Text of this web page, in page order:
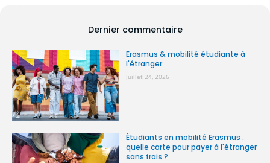
Dernier commentaire
Erasmus & mobilité étudiante à
l'étranger
Juillet 24, 2026
Étudiants en mobilité Erasmus :
quelle carte pour payer à l'étranger
sans frais ?